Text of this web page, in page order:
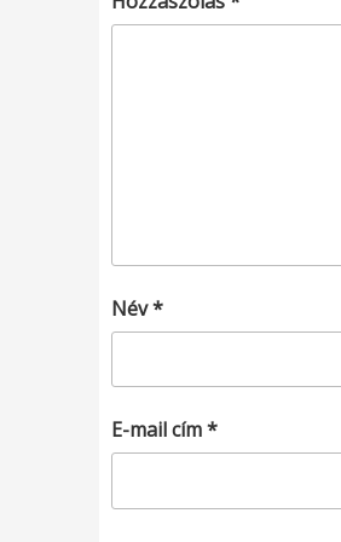
Név*
E-mail cím*